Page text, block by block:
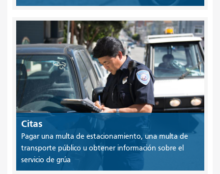
Citas
Pagar una multa de estacionamiento, una multa de
transporte público u obtener información sobre el
servicio de grúa